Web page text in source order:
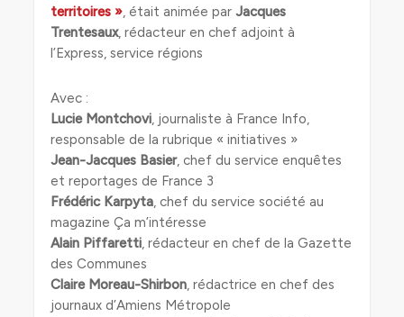
territoires », était animée parJacques
Trentesaux, rédacteur en chef adjoint à
l’Express, service régions
Avec :
Lucie Montchovi, journaliste à France Info,
responsable de la rubrique « initiatives »
Jean-Jacques Basier, chef du service enquêtes
et reportages de France 3
Frédéric Karpyta, chef du service société au
magazine Ça m’intéresse
Alain Piffaretti, rédacteur en chef de la Gazette
des Communes
Claire Moreau-Shirbon, rédactrice en chef des
journaux d’Amiens Métropole